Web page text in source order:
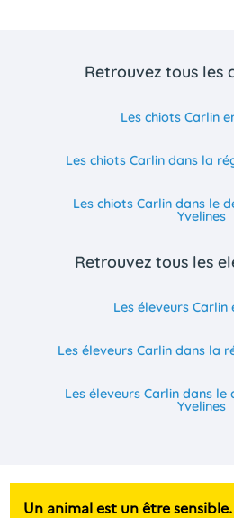
Retrouvez tous les
Les chiots Carlin
Les chiots Carlin dans la
Les chiots Carlin dans le
Yvelines
Retrouvez tous les
Les éleveurs Carlin
Les éleveurs Carlin dans la
Les éleveurs Carlin dans
Yvelines
Un animal est un être